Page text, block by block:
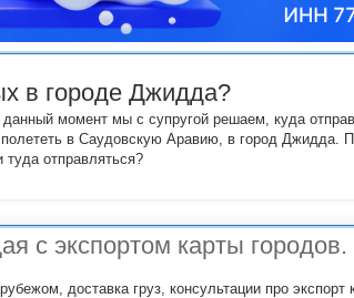
в городе Джидда?
момент мы с супругой решаем, куда
в Саудовскую Аравию, в город Джидда.
отправляться?
с экспортом карты городов.
доставка груз, консультации про экспорт